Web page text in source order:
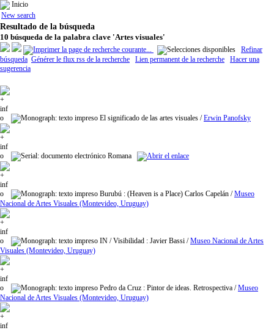
Inicio
New search
Resultado de la búsqueda
10 búsqueda de la palabra clave 'Artes visuales'
Refinar
búsqueda Générer le flux rss de la recherche Lien permanent de la recherche
Hacer una
sugerencia
El significado de las artes visuales /Erwin Panofsky
Romana
Burubú : (Heaven is a Place) Carlos Capelán /Museo
Nacional de Artes Visuales (Montevideo, Uruguay)
IN / Visibilidad : Javier Bassi /Museo Nacional de Artes
Visuales (Montevideo, Uruguay)
Pedro da Cruz : Pintor de ideas. Retrospectiva /Museo
Nacional de Artes Visuales (Montevideo, Uruguay)